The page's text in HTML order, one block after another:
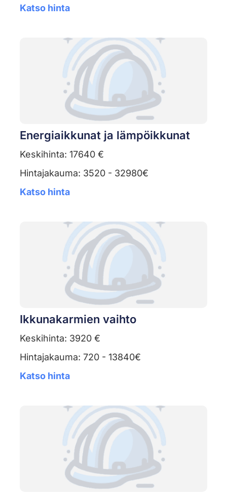
Katso hinta
Energiaikkunat ja lämpöikkunat
Keskihinta: 17640 €
Hintajakauma: 3520 - 32980€
Katso hinta
Ikkunakarmien vaihto
Keskihinta: 3920 €
Hintajakauma: 720 - 13840€
Katso hinta